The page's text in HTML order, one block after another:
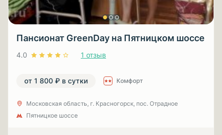
Пансионат GreenDay на Пятницком шоссе
4.0 1 отзыв
от 1 800 ₽ в сутки Комфорт
Московская область, г. Красногорск, пос. Отрадное
Пятницкое шоссе